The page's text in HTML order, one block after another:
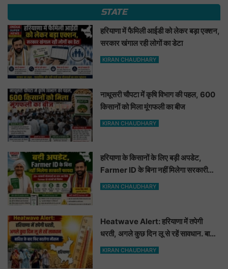
STATE
हरियाणा में फैमिली आईडी को लेकर बड़ा एक्शन,
सरकार खंगाल रही लोगों का डेटा
KIRAN CHAUDHARY
नाथूसरी चौपटा में कृषि विभाग की पहल, 600
किसानों को मिला मूंगफली का बीज
KIRAN CHAUDHARY
हरियाणा के किसानों के लिए बड़ी अपडेट,
Farmer ID के बिना नहीं मिलेगा सरकारी
फायदा
KIRAN CHAUDHARY
Heatwave Alert: हरियाणा में तपेगी
धरती, अगले कुछ दिन लू से रहें सावधान. बारिश
के बाद फिर बदलेगा मौसम
KIRAN CHAUDHARY